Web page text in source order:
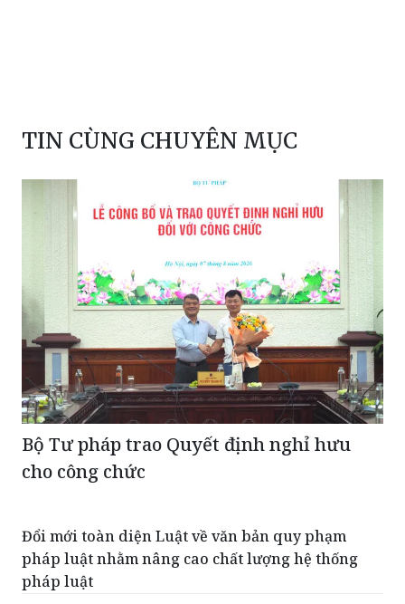
TIN CÙNG CHUYÊN MỤC
Bộ Tư pháp trao Quyết định nghỉ hưu
cho công chức
Đổi mới toàn diện Luật về văn bản quy phạm
pháp luật nhằm nâng cao chất lượng hệ thống
pháp luật